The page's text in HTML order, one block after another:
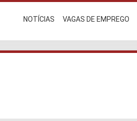
NOTÍCIAS VAGAS DE EMPREGO